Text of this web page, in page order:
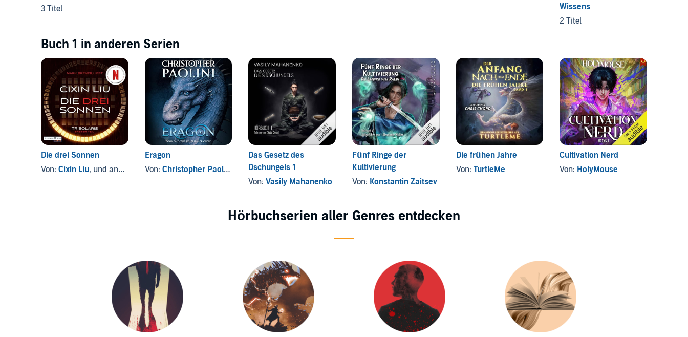
3 Titel
Wissens
2 Titel
Buch 1 in anderen Serien
Die drei Sonnen
Von: Cixin Liu, und andere
Eragon
Von: Christopher Paolini
Das Gesetz des
Dschungels 1
Von:Vasily Mahanenko
Fünf Ringe der
Kultivierung
Von: Konstantin Zaitsev
Die frühen Jahre
Von: TurtleMe
Cultivation Nerd
Von: HolyMouse
Hörbuchserien aller Genres entdecken